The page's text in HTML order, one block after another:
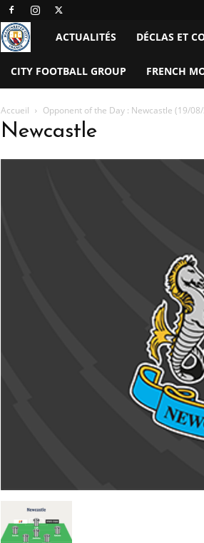
Manchester
City
FC
–
ACTUALITÉS DÉCLAS ET
CITY FOOTBALL GROUP FRENCH
Accueil Opponent of the Day : Newcastle (19/
Newcastle